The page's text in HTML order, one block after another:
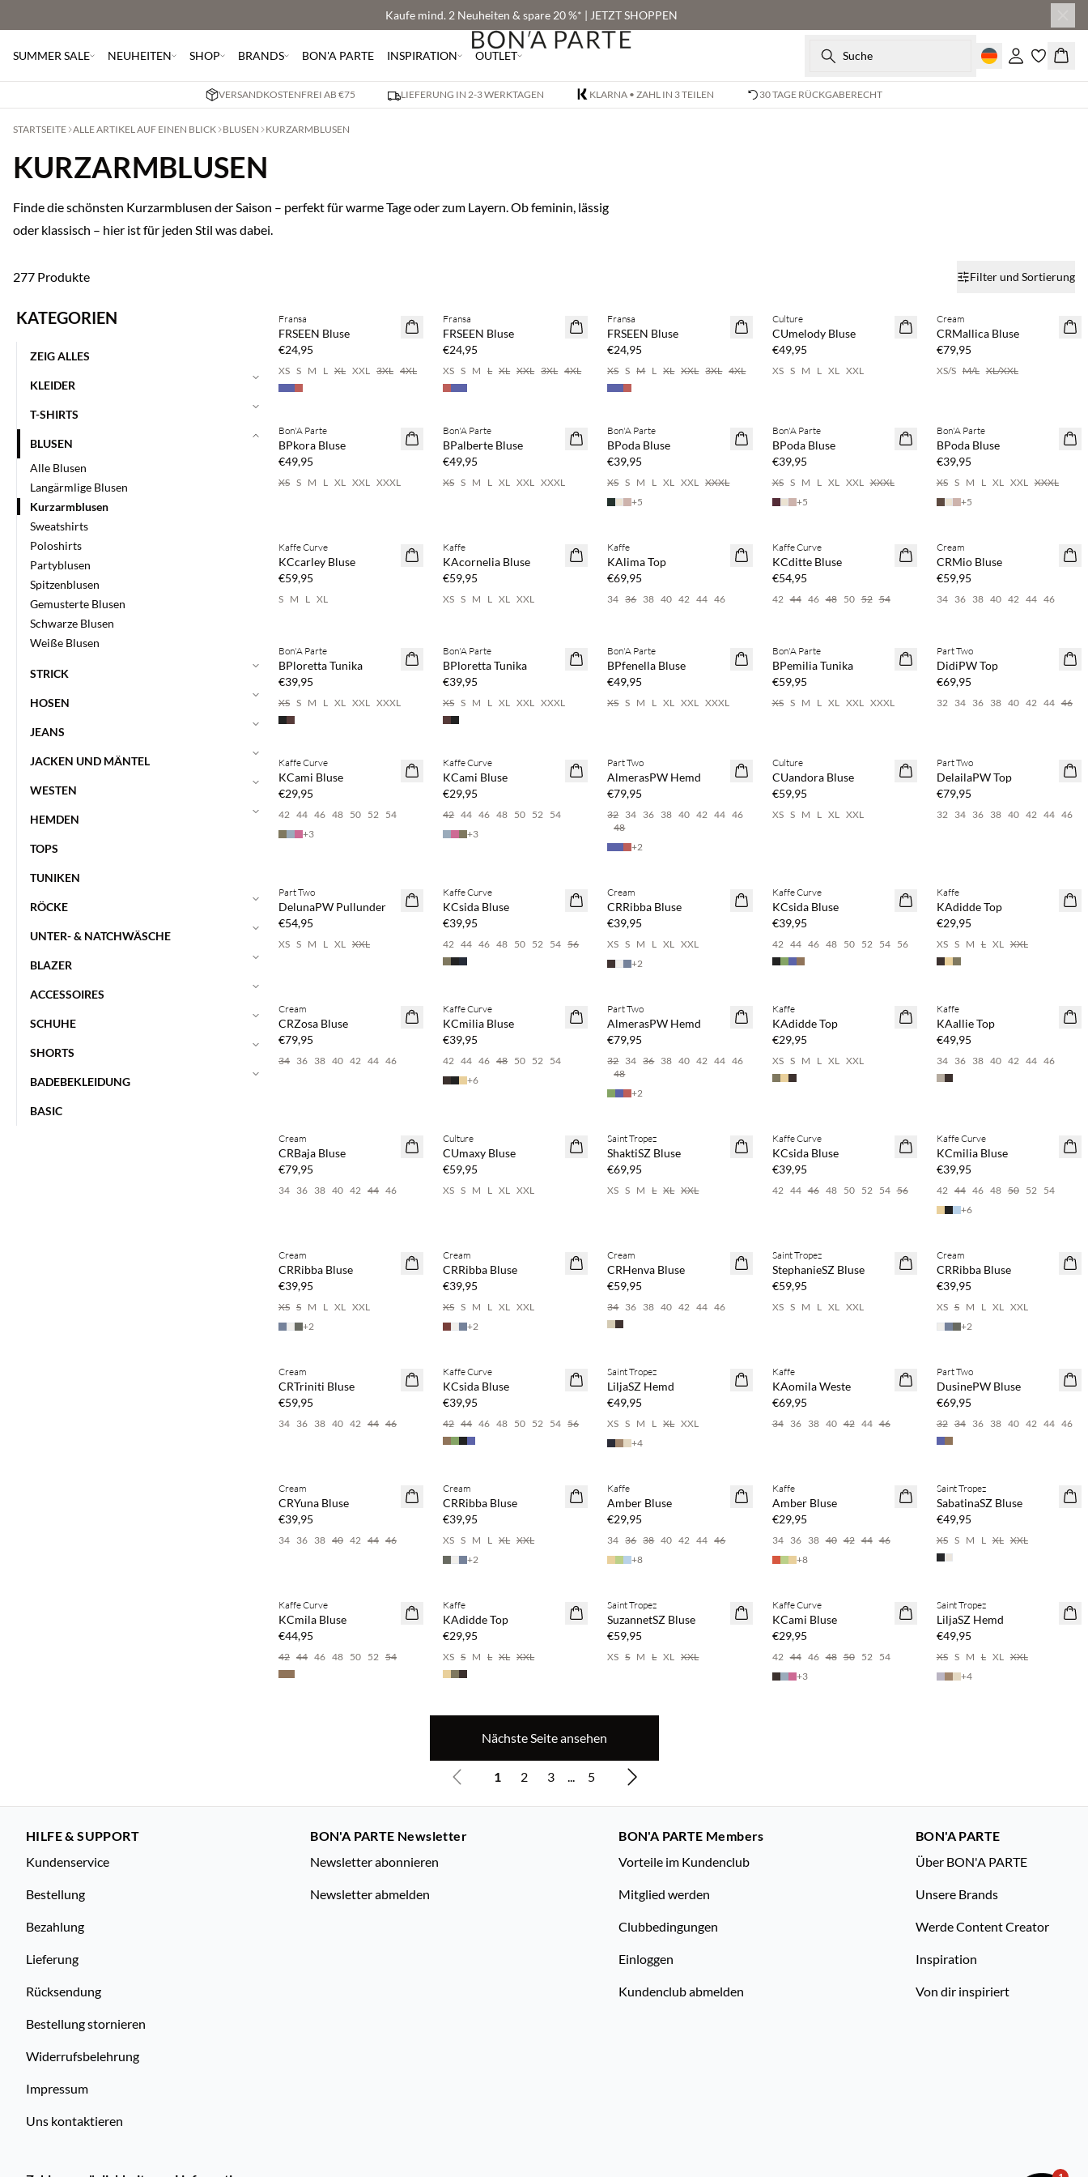
Kaufe mind. 2 Neuheiten & spare 20 %* | JETZT SHOPPEN
SUMMER SALE NEUHEITEN SHOP BRANDS BON'A PARTE INSPIRATION OUTLET Suche Einloggen
VERSANDKOSTENFREI AB €75 LIEFERUNG IN 2-3 WERKTAGEN KLARNA • ZAHL IN 3 TEILEN 30 TAGE RÜCKGABERECHT
STARTSEITE ALLE ARTIKEL AUF EINEN BLICK BLUSEN KURZARMBLUSEN
KURZARMBLUSEN
Finde die schönsten Kurzarmblusen der Saison – perfekt für warme Tage oder zum Layern. Ob feminin, lässig
oder klassisch – hier ist für jeden Stil was dabei.
277 Produkte Filter und Sortierung
KATEGORIEN
ZEIG ALLES
KLEIDER
T-SHIRTS
BLUSEN
Alle Blusen
Langärmlige Blusen
Kurzarmblusen
Sweatshirts
Poloshirts
Partyblusen
Spitzenblusen
Gemusterte Blusen
Schwarze Blusen
Weiße Blusen
STRICK
HOSEN
JEANS
JACKEN UND MÄNTEL
WESTEN
HEMDEN
TOPS
TUNIKEN
RÖCKE
UNTER- & NATCHWÄSCHE
BLAZER
ACCESSOIRES
SCHUHE
SHORTS
BADEBEKLEIDUNG
BASIC
NEUHEITEN
Fransa
FRSEEN Bluse
€24,95
XS S M L XL XXL 3XL 4XL
NEUHEITEN
Fransa
FRSEEN Bluse
€24,95
XS S M L XL XXL 3XL 4XL
NEUHEITEN
Fransa
FRSEEN Bluse
€24,95
XS S M L XL XXL 3XL 4XL
NEUHEITEN
Culture
CUmelody Bluse
€49,95
XS S M L XL XXL
NEUHEITEN
Cream
CRMallica Bluse
€79,95
XS/S M/L XL/XXL
NEUHEITEN
Bon'A Parte
BPkora Bluse
€49,95
XS S M L XL XXL XXXL
NEUHEITEN
Bon'A Parte
BPalberte Bluse
€49,95
XS S M L XL XXL XXXL
NEUHEITEN
Bon'A Parte
BPoda Bluse
€39,95
XS S M L XL XXL XXXL
+5
NEUHEITEN
Bon'A Parte
BPoda Bluse
€39,95
XS S M L XL XXL XXXL
+5
NEUHEITEN
Bon'A Parte
BPoda Bluse
€39,95
XS S M L XL XXL XXXL
+5
NEUHEITEN
Kaffe Curve
KCcarley Bluse
€59,95
S M L XL
NEUHEITEN
Kaffe
KAcornelia Bluse
€59,95
XS S M L XL XXL
NEUHEITEN
Kaffe
KAlima Top
€69,95
34 36 38 40 42 44 46
NEUHEITEN
Kaffe Curve
KCditte Bluse
€54,95
42 44 46 48 50 52 54
NEUHEITEN
Cream
CRMio Bluse
€59,95
34 36 38 40 42 44 46
NEUHEITEN
Bon'A Parte
BPloretta Tunika
€39,95
XS S M L XL XXL XXXL
NEUHEITEN
Bon'A Parte
BPloretta Tunika
€39,95
XS S M L XL XXL XXXL
NEUHEITEN
Bon'A Parte
BPfenella Bluse
€49,95
XS S M L XL XXL XXXL
NEUHEITEN
Bon'A Parte
BPemilia Tunika
€59,95
XS S M L XL XXL XXXL
NEUHEITEN
Part Two
DidiPW Top
€69,95
32 34 36 38 40 42 44 46
NEUHEITEN
Kaffe Curve
KCami Bluse
€29,95
42 44 46 48 50 52 54
+3
NEUHEITEN
Kaffe Curve
KCami Bluse
€29,95
42 44 46 48 50 52 54
+3
NEUHEITEN
Part Two
AlmerasPW Hemd
€79,95
32 34 36 38 40 42 44 46
48
+2
NEUHEITEN
Culture
CUandora Bluse
€59,95
XS S M L XL XXL
NEUHEITEN
Part Two
DelailaPW Top
€79,95
32 34 36 38 40 42 44 46
NEUHEITEN
Part Two
DelunaPW Pullunder
€54,95
XS S M L XL XXL
NEUHEITEN
Kaffe Curve
KCsida Bluse
€39,95
42 44 46 48 50 52 54 56
NEUHEITEN
Cream
CRRibba Bluse
€39,95
XS S M L XL XXL
+2
NEUHEITEN
Kaffe Curve
KCsida Bluse
€39,95
42 44 46 48 50 52 54 56
NEUHEITEN
Kaffe
KAdidde Top
€29,95
XS S M L XL XXL
NEUHEITEN
Cream
CRZosa Bluse
€79,95
34 36 38 40 42 44 46
NEUHEITEN
Kaffe Curve
KCmilia Bluse
€39,95
42 44 46 48 50 52 54
+6
NEUHEITEN
Part Two
AlmerasPW Hemd
€79,95
32 34 36 38 40 42 44 46
48
+2
NEUHEITEN
Kaffe
KAdidde Top
€29,95
XS S M L XL XXL
NEUHEITEN
Kaffe
KAallie Top
€49,95
34 36 38 40 42 44 46
NEUHEITEN
Cream
CRBaja Bluse
€79,95
34 36 38 40 42 44 46
NEUHEITEN
Culture
CUmaxy Bluse
€59,95
XS S M L XL XXL
NEUHEITEN
Saint Tropez
ShaktiSZ Bluse
€69,95
XS S M L XL XXL
NEUHEITEN
Kaffe Curve
KCsida Bluse
€39,95
42 44 46 48 50 52 54 56
NEUHEITEN
Kaffe Curve
KCmilia Bluse
€39,95
42 44 46 48 50 52
54
+6
NEUHEITEN
Cream
CRRibba Bluse
€39,95
XS S M L XL XXL
+2
NEUHEITEN
Cream
CRRibba Bluse
€39,95
XS S M L XL XXL
+2
NEUHEITEN
Cream
CRHenva Bluse
€59,95
34 36 38 40 42 44 46
NEUHEITEN
Saint Tropez
StephanieSZ Bluse
€59,95
XS S M L XL XXL
NEUHEITEN
Cream
CRRibba Bluse
€39,95
XS S M L XL XXL
+2
NEUHEITEN
Cream
CRTriniti Bluse
€59,95
34 36 38 40 42 44 46
NEUHEITEN
Kaffe Curve
KCsida Bluse
€39,95
42 44 46 48 50 52 54 56
NEUHEITEN
Saint Tropez
LiljaSZ Hemd
€49,95
XS S M L XL XXL
+4
NEUHEITEN
Kaffe
KAomila Weste
€69,95
34 36 38 40 42 44 46
NEUHEITEN
Part Two
DusinePW Bluse
€69,95
32 34 36 38 40 42 44 46
NEUHEITEN
Cream
CRYuna Bluse
€39,95
34 36 38 40 42 44 46
NEUHEITEN
Cream
CRRibba Bluse
€39,95
XS S M L XL XXL
+2
NEUHEITEN
Kaffe
Amber Bluse
€29,95
34 36 38 40 42 44 46
+8
NEUHEITEN
Kaffe
Amber Bluse
€29,95
34 36 38 40 42 44 46
+8
NEUHEITEN
Saint Tropez
SabatinaSZ Bluse
€49,95
XS S M L XL XXL
NEUHEITEN
Kaffe Curve
KCmila Bluse
€44,95
42 44 46 48 50 52 54
NEUHEITEN
Kaffe
KAdidde Top
€29,95
XS S M L XL XXL
NEUHEITEN
Saint Tropez
SuzannetSZ Bluse
€59,95
XS S M L XL XXL
NEUHEITEN
Kaffe Curve
KCami Bluse
€29,95
42 44 46 48 50 52
54
+3
NEUHEITEN
Saint Tropez
LiljaSZ Hemd
€49,95
XS S M L XL XXL
+4
Nächste Seite ansehen
1 2 3 ... 5
HILFE & SUPPORT
Kundenservice
Bestellung
Bezahlung
Lieferung
Rücksendung
Bestellung stornieren
Widerrufsbelehrung
Impressum
Uns kontaktieren
BON'A PARTE Newsletter
Newsletter abonnieren
Newsletter abmelden
BON'A PARTE Members
Vorteile im Kundenclub
Mitglied werden
Clubbedingungen
Einloggen
Kundenclub abmelden
BON'A PARTE
Über BON'A PARTE
Unsere Brands
Werde Content Creator
Inspiration
Von dir inspiriert